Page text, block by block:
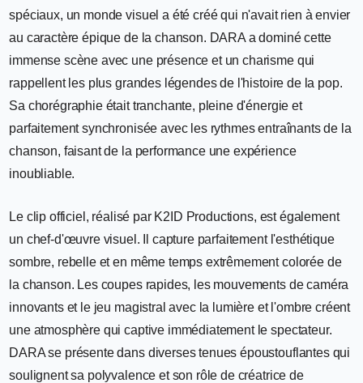
spéciaux, un monde visuel a été créé qui n'avait rien à envier
au caractère épique de la chanson. DARA a dominé cette
immense scène avec une présence et un charisme qui
rappellent les plus grandes légendes de l'histoire de la pop.
Sa chorégraphie était tranchante, pleine d'énergie et
parfaitement synchronisée avec les rythmes entraînants de la
chanson, faisant de la performance une expérience
inoubliable.
Le clip officiel, réalisé par K2ID Productions, est également
un chef-d'œuvre visuel. Il capture parfaitement l'esthétique
sombre, rebelle et en même temps extrêmement colorée de
la chanson. Les coupes rapides, les mouvements de caméra
innovants et le jeu magistral avec la lumière et l'ombre créent
une atmosphère qui captive immédiatement le spectateur.
DARA se présente dans diverses tenues époustouflantes qui
soulignent sa polyvalence et son rôle de créatrice de